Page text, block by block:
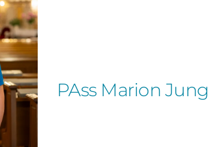
PAss Marion Jung